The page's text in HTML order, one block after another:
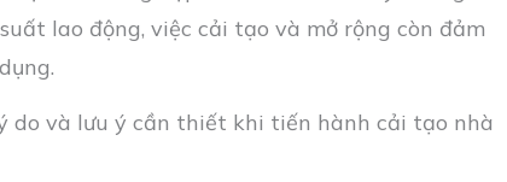
lao động, việc cải tạo và mở rộng còn đảm
do và lưu ý cần thiết khi tiến hành cải tạo nhà